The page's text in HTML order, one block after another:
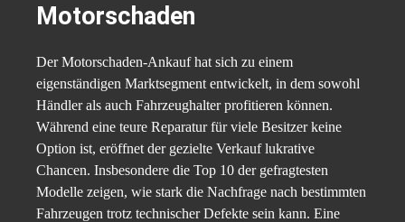
Motorschaden
Der Motorschaden-Ankauf hat sich zu einem
eigenständigen Marktsegment entwickelt, in dem sowohl
Händler als auch Fahrzeughalter profitieren können.
Während eine teure Reparatur für viele Besitzer keine
Option ist, eröffnet der gezielte Verkauf lukrative
Chancen. Insbesondere die Top 10 der gefragtesten
Modelle zeigen, wie stark die Nachfrage nach bestimmten
Fahrzeugen trotz technischer Defekte sein kann. Eine